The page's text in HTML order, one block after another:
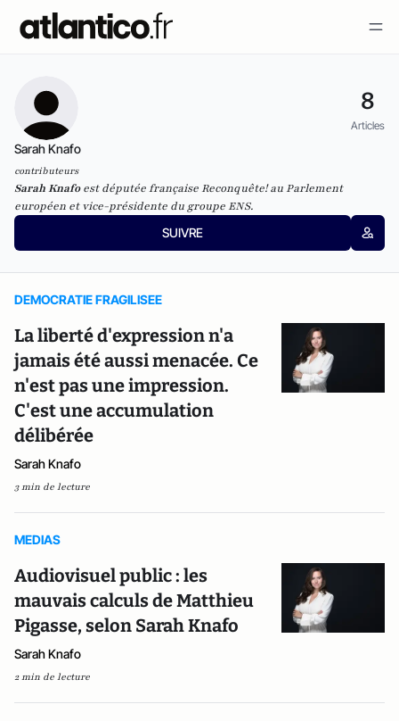
8
Articles
Sarah Knafo
contributeurs
Sarah Knafoest députée française Reconquête! au Parlement
européen et vice-présidente du groupe ENS.
SUIVRE
DEMOCRATIE FRAGILISEE
La liberté d'expression n'a
jamais été aussi menacée. Ce
n'est pas une impression.
C'est une accumulation
délibérée
Sarah Knafo
3 min de lecture
MEDIAS
Audiovisuel public : les
mauvais calculs de Matthieu
Pigasse, selon Sarah Knafo
Sarah Knafo
2 min de lecture